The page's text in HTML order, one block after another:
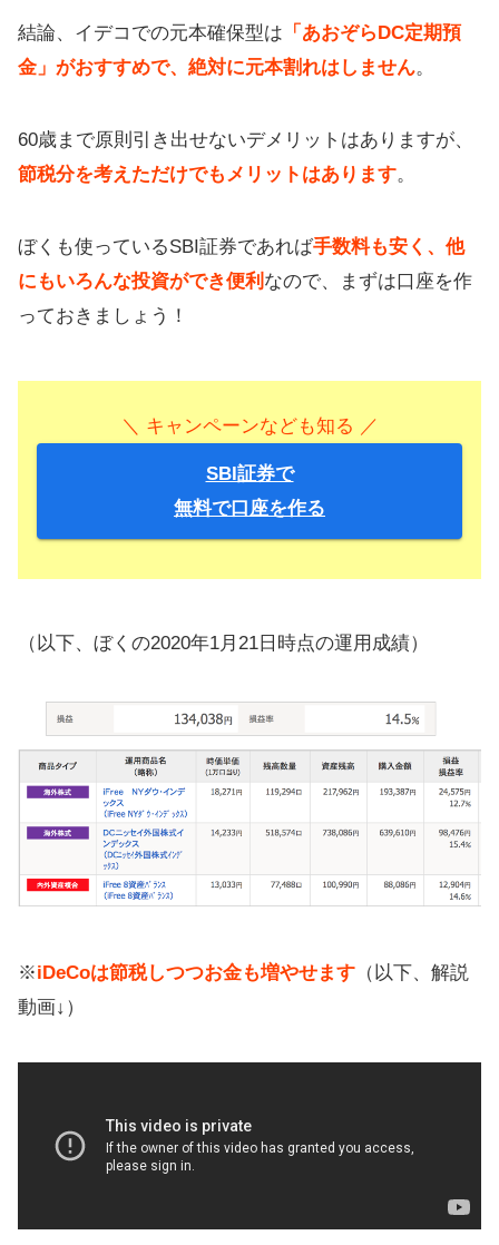
結論、イデコでの元本確保型は 「あおぞらDC定期預
金」がおすすめで、絶対に元本割れはしません。
60歳まで原則引き出せないデメリットはありますが、
節税分を考えただけでもメリットはあります。
ぼくも使っているSBI証券であれば手数料も安く、他
にもいろんな投資ができ便利 なので、まずは口座を作
っておきましょう！
＼ キャンペーンなども知る ／
SBI証券で
無料で口座を作る
（以下、ぼくの2020年1月21日時点の運用成績）
※iDeCoは節税しつつお金も増やせます （以下、解説
動画↓）